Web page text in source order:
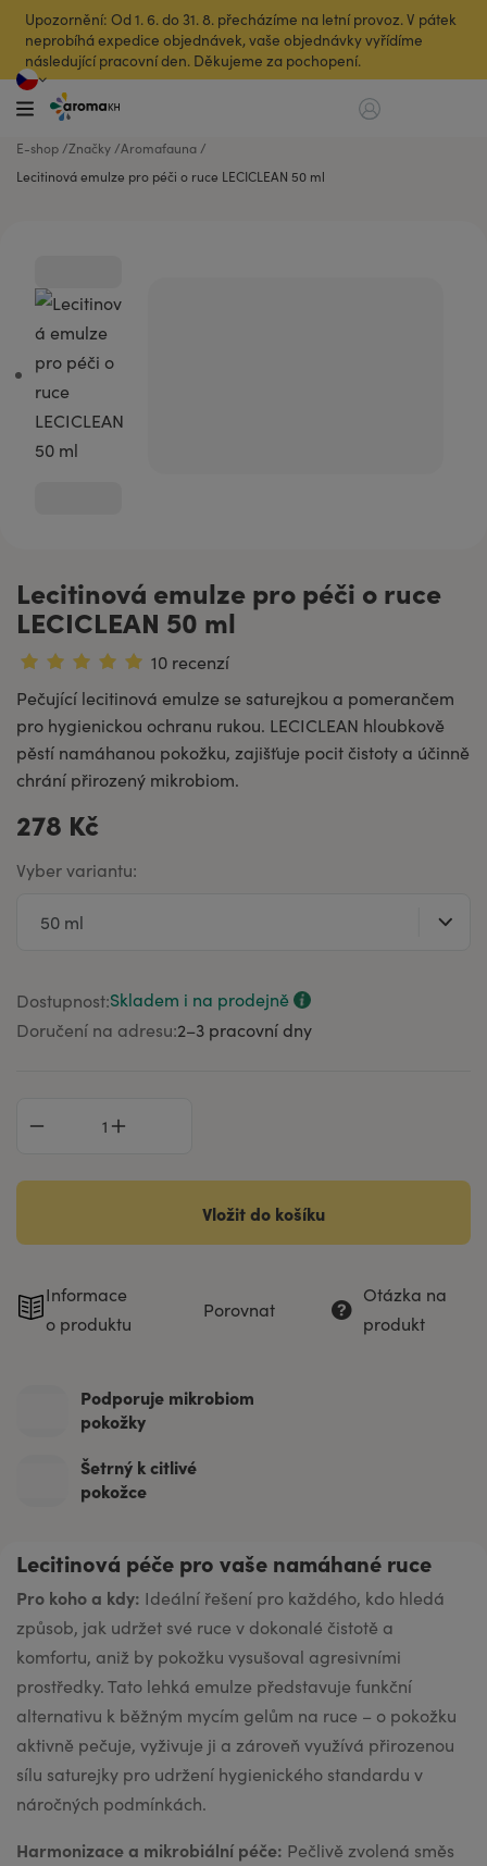
Upozornění: Od 1. 6. do 31. 8. přecházíme na letní provoz. V pátek
neprobíhá expedice objednávek, vaše objednávky vyřídíme
následující pracovní den. Děkujeme za pochopení.
E-shop Značky Aromafauna
Lecitinová emulze pro péči o ruce LECICLEAN 50 ml
Lecitinová emulze pro péči o ruce
LECICLEAN 50 ml
10 recenzí
Pečující lecitinová emulze se saturejkou a pomerančem
pro hygienickou ochranu rukou. LECICLEAN hloubkově
pěstí namáhanou pokožku, zajišťuje pocit čistoty a účinně
chrání přirozený mikrobiom.
278 Kč
Vyber variantu:
Dostupnost:Skladem i na prodejně
Doručení na adresu:2–⁠3 pracovní dny
Vložit do košíku
Informace
o produktu
Porovnat
Otázka na
produkt
Podporuje mikrobiom
pokožky
Šetrný k citlivé
pokožce
Lecitinová péče pro vaše namáhané ruce
Pro koho a kdy: Ideální řešení pro každého, kdo hledá
způsob, jak udržet své ruce v dokonalé čistotě a
komfortu, aniž by pokožku vysušoval agresivními
prostředky. Tato lehká emulze představuje funkční
alternativu k běžným mycím gelům na ruce – o pokožku
aktivně pečuje, vyživuje ji a zároveň využívá přirozenou
sílu saturejky pro udržení hygienického standardu v
náročných podmínkách.
Harmonizace a mikrobiální péče: Pečlivě zvolená směs